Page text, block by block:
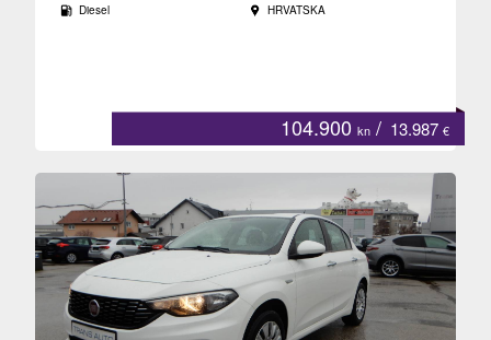
Diesel
HRVATSKA
104.900 kn / 13.987 €